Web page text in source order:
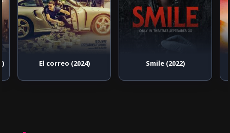
El correo (2024) Smile (2022)